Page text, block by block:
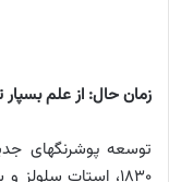
زمان حال: از علم بسپار
توسعه پوشرنگ­های